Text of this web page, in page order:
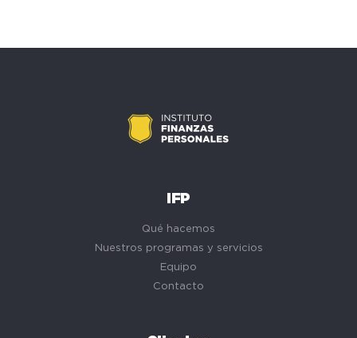
IFP
Qué hacemos
Nuestros programas y servicios
Equipo
Contacto